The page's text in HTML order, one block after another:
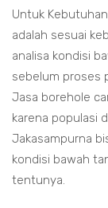
Untuk
adalah sesuai
analisa kondisi
sebelum proses
Jasa borehole
karena populasi
Jakasampurna
kondisi bawah
tentunya.